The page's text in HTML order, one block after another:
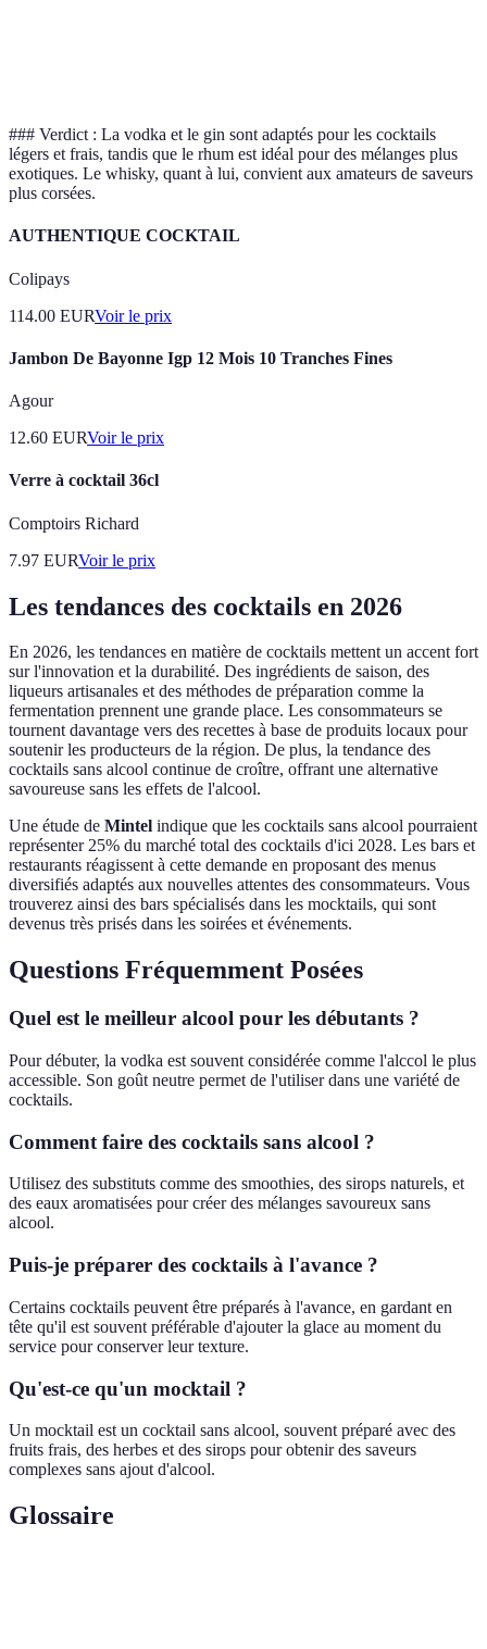
### Verdict : La vodka et le gin sont adaptés pour les cocktails
légers et frais, tandis que le rhum est idéal pour des mélanges plus
exotiques. Le whisky, quant à lui, convient aux amateurs de saveurs
plus corsées.
AUTHENTIQUE COCKTAIL
Colipays
114.00 EURVoir le prix
Jambon De Bayonne Igp 12 Mois 10 Tranches Fines
Agour
12.60 EURVoir le prix
Verre à cocktail 36cl
Comptoirs Richard
7.97 EURVoir le prix
Les tendances des cocktails en 2026
En 2026, les tendances en matière de cocktails mettent un accent fort
sur l'innovation et la durabilité. Des ingrédients de saison, des
liqueurs artisanales et des méthodes de préparation comme la
fermentation prennent une grande place. Les consommateurs se
tournent davantage vers des recettes à base de produits locaux pour
soutenir les producteurs de la région. De plus, la tendance des
cocktails sans alcool continue de croître, offrant une alternative
savoureuse sans les effets de l'alcool.
Une étude de Mintel indique que les cocktails sans alcool pourraient
représenter 25% du marché total des cocktails d'ici 2028. Les bars et
restaurants réagissent à cette demande en proposant des menus
diversifiés adaptés aux nouvelles attentes des consommateurs. Vous
trouverez ainsi des bars spécialisés dans les mocktails, qui sont
devenus très prisés dans les soirées et événements.
Questions Fréquemment Posées
Quel est le meilleur alcool pour les débutants ?
Pour débuter, la vodka est souvent considérée comme l'alccol le plus
accessible. Son goût neutre permet de l'utiliser dans une variété de
cocktails.
Comment faire des cocktails sans alcool ?
Utilisez des substituts comme des smoothies, des sirops naturels, et
des eaux aromatisées pour créer des mélanges savoureux sans
alcool.
Puis-je préparer des cocktails à l'avance ?
Certains cocktails peuvent être préparés à l'avance, en gardant en
tête qu'il est souvent préférable d'ajouter la glace au moment du
service pour conserver leur texture.
Qu'est-ce qu'un mocktail ?
Un mocktail est un cocktail sans alcool, souvent préparé avec des
fruits frais, des herbes et des sirops pour obtenir des saveurs
complexes sans ajout d'alcool.
Glossaire